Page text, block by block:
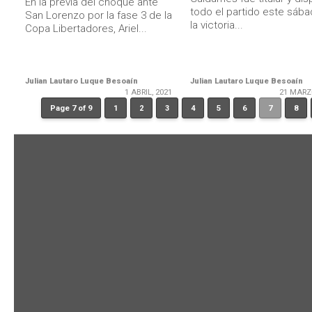
San Lorenzo por la fase 3 de la
Copa Libertadores, Ariel...
Julian Lautaro Luque Besoaín
1 ABRIL, 2021
todo el partido este
la victoria...
Julian Lautaro Luque Besoaín
21
Page 7 of 9
1 2 3 4 5 6 7 8